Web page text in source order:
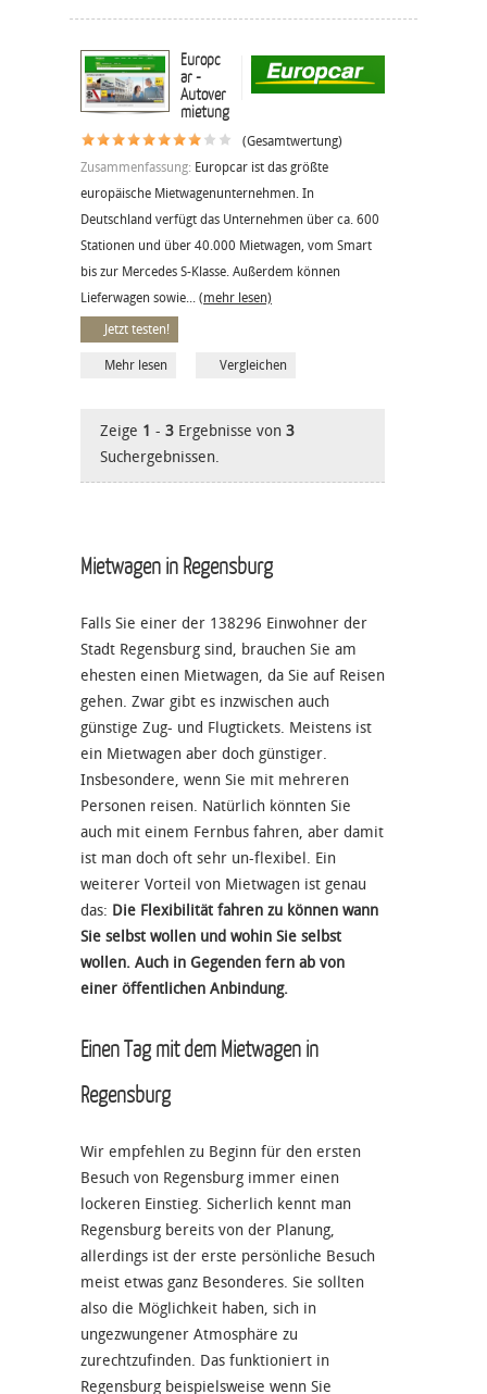
Europc
ar -
Autover
mietung
(Gesamtwertung)
Zusammenfassung: Europcar ist das größte
europäische Mietwagenunternehmen. In
Deutschland verfügt das Unternehmen über ca. 600
Stationen und über 40.000 Mietwagen, vom Smart
bis zur Mercedes S-Klasse. Außerdem können
Lieferwagen sowie... (mehr lesen)
Jetzt testen!
Mehr lesen Vergleichen
Zeige 1 - 3 Ergebnisse von 3
Suchergebnissen.
Mietwagen in Regensburg
Falls Sie einer der 138296 Einwohner der
Stadt Regensburg sind, brauchen Sie am
ehesten einen Mietwagen, da Sie auf Reisen
gehen. Zwar gibt es inzwischen auch
günstige Zug- und Flugtickets. Meistens ist
ein Mietwagen aber doch günstiger.
Insbesondere, wenn Sie mit mehreren
Personen reisen. Natürlich könnten Sie
auch mit einem Fernbus fahren, aber damit
ist man doch oft sehr un-flexibel. Ein
weiterer Vorteil von Mietwagen ist genau
das: Die Flexibilität fahren zu können wann
Sie selbst wollen und wohin Sie selbst
wollen. Auch in Gegenden fern ab von
einer öffentlichen Anbindung.
Einen Tag mit dem Mietwagen in
Regensburg
Wir empfehlen zu Beginn für den ersten
Besuch von Regensburg immer einen
lockeren Einstieg. Sicherlich kennt man
Regensburg bereits von der Planung,
allerdings ist der erste persönliche Besuch
meist etwas ganz Besonderes. Sie sollten
also die Möglichkeit haben, sich in
ungezwungener Atmosphäre zu
zurechtzufinden. Das funktioniert in
Regensburg beispielsweise wenn Sie